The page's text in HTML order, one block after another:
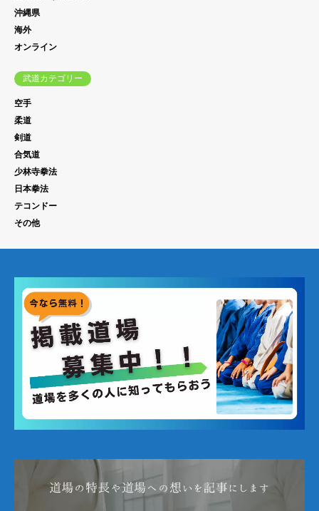
沖縄県
海外
オンライン
武道カテゴリー
空手
柔道
剣道
合気道
少林寺拳法
日本拳法
テコンドー
その他